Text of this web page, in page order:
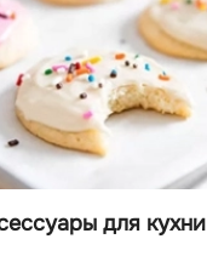
для кухни